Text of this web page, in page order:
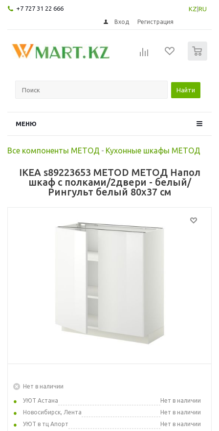
+7 727 31 22 666 KZ RU
Вход Регистрация
Найти
МЕНЮ
Все компоненты МЕТОД - Кухонные шкафы МЕТОД
IKEA s89223653 METOD МЕТОД Напол
шкаф с полками/2двери - белый/
Рингульт белый 80x37 см
Нет в наличии
УЮТ Астана
Нет в наличии
Новосибирск, Лента
Нет в наличии
УЮТ в тц Апорт
Нет в наличии